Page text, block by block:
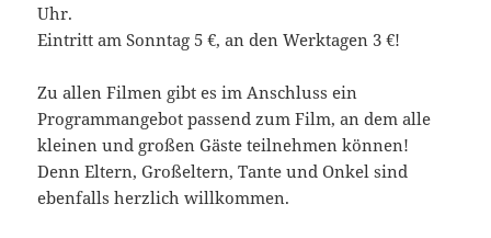
Uhr.
Eintritt am Sonntag 5 €, an den Werktagen 3 €!
Zu allen Filmen gibt es im Anschluss ein
Programmangebot passend zum Film, an dem alle
kleinen und großen Gäste teilnehmen können!
Denn Eltern, Großeltern, Tante und Onkel sind
ebenfalls herzlich willkommen.